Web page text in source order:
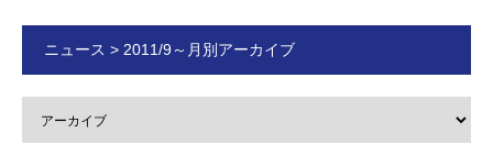
ニュース > 2011/9～月別アーカイブ